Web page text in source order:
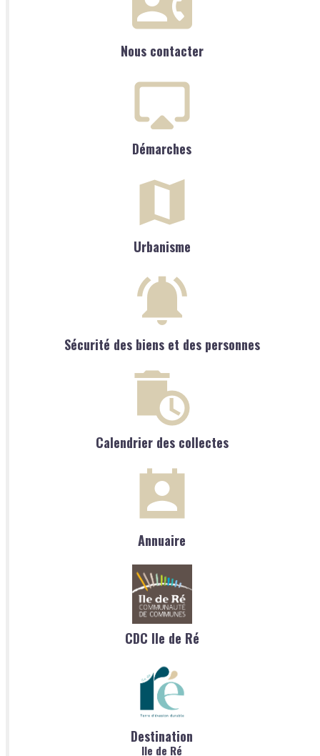
Nous contacter
Démarches
Urbanisme
Sécurité des biens et des personnes
Calendrier des collectes
Annuaire
CDC Ile de Ré
Destination
Ile de Ré